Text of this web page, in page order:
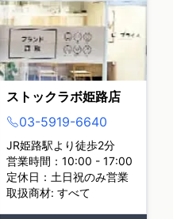
ストックラボ姫路店
03-5919-6640
JR姫路駅より徒歩2分
営業時間：10:00 - 17:00
定休日：土日祝のみ営業
取扱商材: すべて